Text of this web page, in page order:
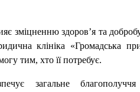
зміцненню здоров’я та
клініка «Громадська
тим, хто її потребує.
загальне